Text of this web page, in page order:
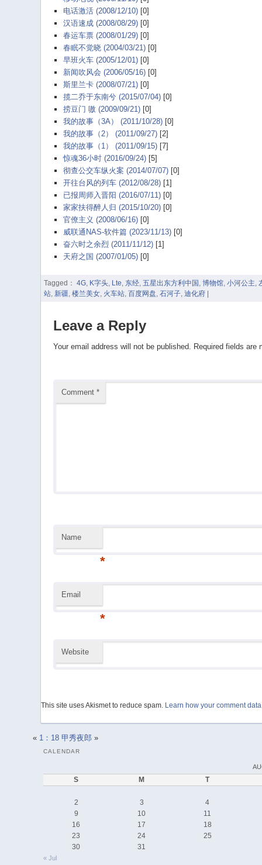
电话激活 (2008/12/10)[0]
汉语速成 (2008/08/29)[0]
春运车票 (2008/01/29)[0]
春眠不觉晓 (2004/03/21)[0]
早班火车 (2005/12/01)[0]
新闻吹风会 (2006/05/16)[0]
斯里兰卡 (2008/07/21)[0]
揽二乔于东南兮 (2015/07/04)[0]
捞豆门 嗷 (2009/09/21)[0]
我的故事（3A） (2011/10/28)[0]
我的故事（2） (2011/09/27)[2]
我的故事（1） (2011/09/15)[7]
惊魂36小时 (2016/09/24)[5]
彻查公交车纵火案 (2014/07/07)[0]
开往台风的列车 (2012/08/28)[1]
已报周师入晋阳 (2016/07/11)[0]
家家扶得醉人归 (2015/10/20)[0]
官僚主义 (2008/06/16)[0]
威联通NAS-软件篇 (2023/11/13)[0]
奋六时之余烈 (2011/11/12)[1]
天府之国 (2007/01/05)[0]
Tagged： 4G, K字头, Lte, 东经, 五星出东方利中国 , 博物馆, 小河公主,
站, 新疆, 楼兰美女, 火车站, 百度网盘, 石河子, 迪化府
Leave a Reply
Your email address will not be published. Required fields are
Comment *
Name
*
Email
*
Website
This site uses Akismet to reduce spam. Learn how your comment
« 1：18 甲秀夜郎 »
CALENDAR
S M T
2 3
4
9
10
11
16
17
18
23
24
25
30
31
« Jul